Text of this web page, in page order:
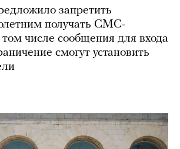
запретить
получать СМС-
числе сообщения для входа
смогут установить